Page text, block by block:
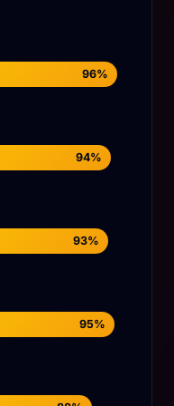
96%
94%
93%
95%